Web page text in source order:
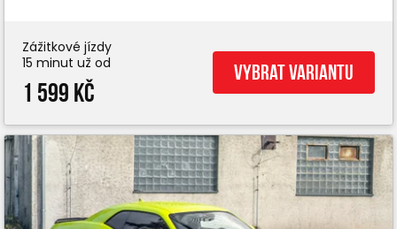
Zážitkové jízdy
15 minut už od
1 599 Kč
Vybrat variantu